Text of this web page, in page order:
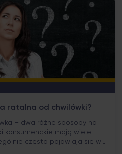
kredytową. Najważniejsze
ratalna od chwilówki?
– dwa różne sposoby na
konsumenckie mają wiele
często pojawiają się w